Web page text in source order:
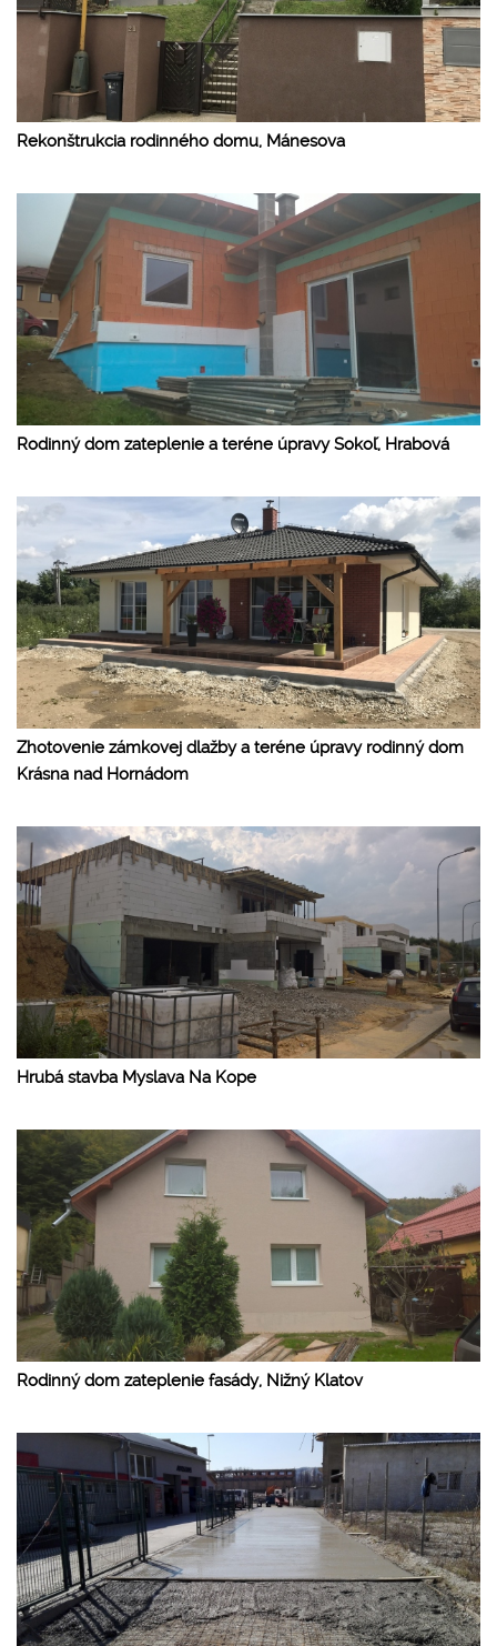
Rekonštrukcia rodinného domu, Mánesova
Rodinný dom zateplenie a teréne úpravy Sokoľ, Hrabová
Zhotovenie zámkovej dlažby a teréne úpravy rodinný dom
Krásna nad Hornádom
Hrubá stavba Myslava Na Kope
Rodinný dom zateplenie fasády, Nižný Klatov